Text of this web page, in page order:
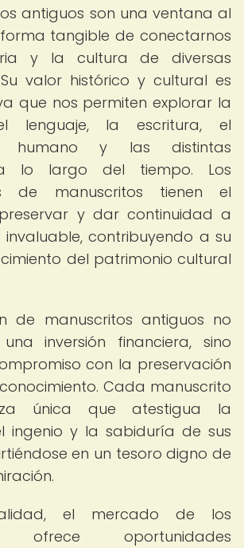
antiguos son una ventana al
tangible de conectarnos
y la cultura de diversas
Su valor histórico y cultural es
que nos permiten explorar la
lenguaje, la escritura, el
humano y las distintas
lo largo del tiempo. Los
de manuscritos tienen el
y dar continuidad a
contribuyendo a su
del patrimonio cultural
de manuscritos antiguos no
inversión financiera, sino
con la preservación
Cada manuscrito
única que atestigua la
ingenio y la sabiduría de sus
en un tesoro digno de
el mercado de los
ofrece oportunidades